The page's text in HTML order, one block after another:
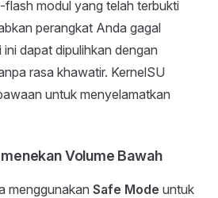
modul yang telah terbukti
perangkat Anda gagal
dapat dipulihkan dengan
rasa khawatir. KernelSU
untuk menyelamatkan
Volume Bawah
menggunakan Safe Mode untuk